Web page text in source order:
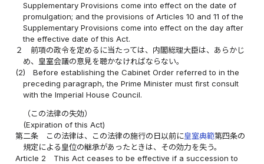
Supplementary Provisions come into effect on the date of
promulgation; and the provisions of Articles 10 and 11 of the
Supplementary Provisions come into effect on the day after
the effective date of this Act.
２
前項の政令を定めるに当たっては、内閣総理大臣は、あらかじ
め、皇室会議の意見を聴かなければならない。
(2)
Before establishing the Cabinet Order referred to in the
preceding paragraph, the Prime Minister must first consult
with the Imperial House Council.
（この法律の失効）
(Expiration of this Act)
第二条
この法律は、この法律の施行の日以前に皇室典範第四条の
規定による皇位の継承があったときは、その効力を失う。
Article 2
This Act ceases to be effective if a succession to